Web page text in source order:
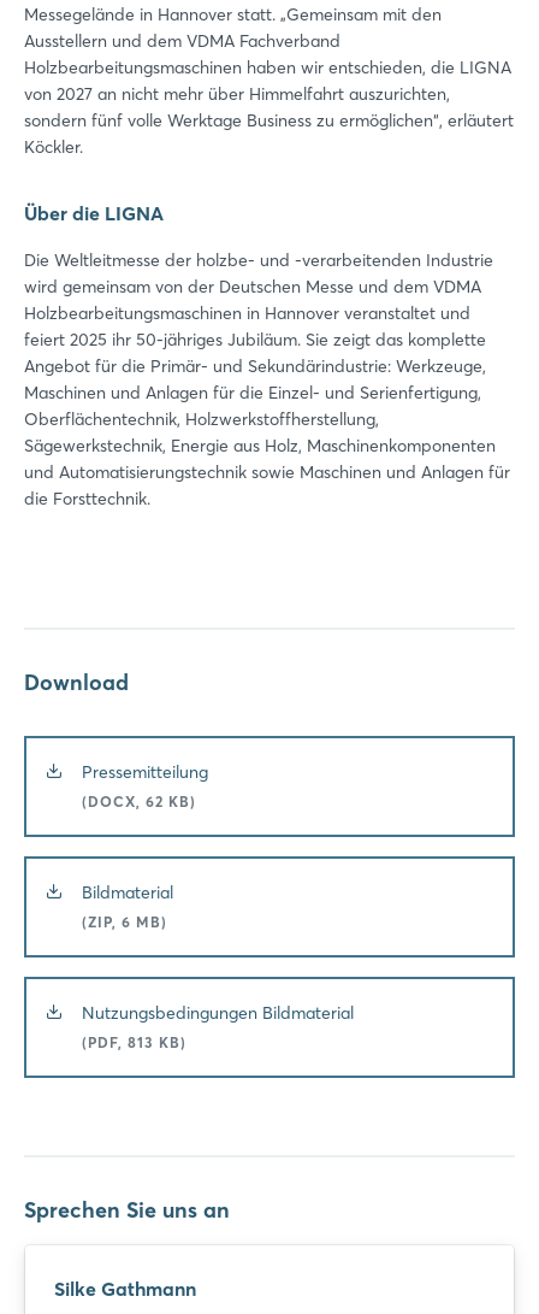
Messegelände in Hannover statt. „Gemeinsam mit den
Ausstellern und dem VDMA Fachverband
Holzbearbeitungsmaschinen haben wir entschieden, die LIGNA
von 2027 an nicht mehr über Himmelfahrt auszurichten,
sondern fünf volle Werktage Business zu ermöglichen“, erläutert
Köckler.
Über die LIGNA
Die Weltleitmesse der holzbe- und -verarbeitenden Industrie
wird gemeinsam von der Deutschen Messe und dem VDMA
Holzbearbeitungsmaschinen in Hannover veranstaltet und
feiert 2025 ihr 50-jähriges Jubiläum. Sie zeigt das komplette
Angebot für die Primär- und Sekundärindustrie: Werkzeuge,
Maschinen und Anlagen für die Einzel- und Serienfertigung,
Oberflächentechnik, Holzwerkstoffherstellung,
Sägewerkstechnik, Energie aus Holz, Maschinenkomponenten
und Automatisierungstechnik sowie Maschinen und Anlagen für
die Forsttechnik.
Download
Pressemitteilung
(DOCX, 62 KB)
Bildmaterial
(ZIP, 6 MB)
Nutzungsbedingungen Bildmaterial
(PDF, 813 KB)
Sprechen Sie uns an
Silke Gathmann